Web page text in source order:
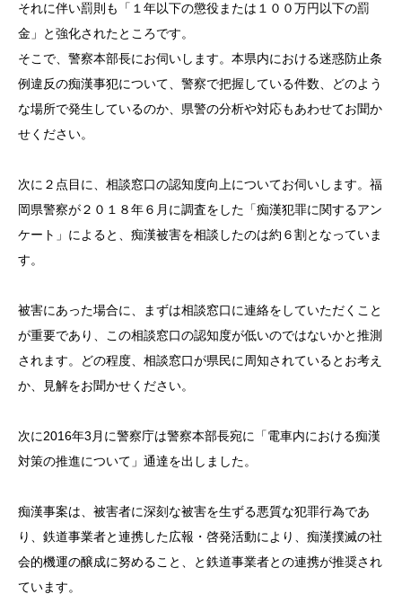
それに伴い罰則も「１年以下の懲役または１００万円以下の罰
金」と強化されたところです。
そこで、警察本部長にお伺いします。本県内における迷惑防止条
例違反の痴漢事犯について、警察で把握している件数、どのよう
な場所で発生しているのか、県警の分析や対応もあわせてお聞か
せください。
次に２点目に、相談窓口の認知度向上についてお伺いします。福
岡県警察が２０１８年６月に調査をした「痴漢犯罪に関するアン
ケート」によると、痴漢被害を相談したのは約６割となっていま
す。
被害にあった場合に、まずは相談窓口に連絡をしていただくこと
が重要であり、この相談窓口の認知度が低いのではないかと推測
されます。どの程度、相談窓口が県民に周知されているとお考え
か、見解をお聞かせください。
次に2016年3月に警察庁は警察本部長宛に「電車内における痴漢
対策の推進について」通達を出しました。
痴漢事案は、被害者に深刻な被害を生ずる悪質な犯罪行為であ
り、鉄道事業者と連携した広報・啓発活動により、痴漢撲滅の社
会的機運の醸成に努めること、と鉄道事業者との連携が推奨され
ています。